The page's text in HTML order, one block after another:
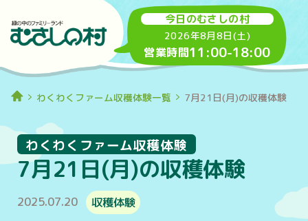
今日のむさしの村
2026年8月8日(土)
営業時間11:00-18:00
わくわくファーム収穫体験一覧 7月21日(月)の収穫体験
7月21日(月)の収穫体験
わくわくファーム収穫体験
2025.07.20 収穫体験